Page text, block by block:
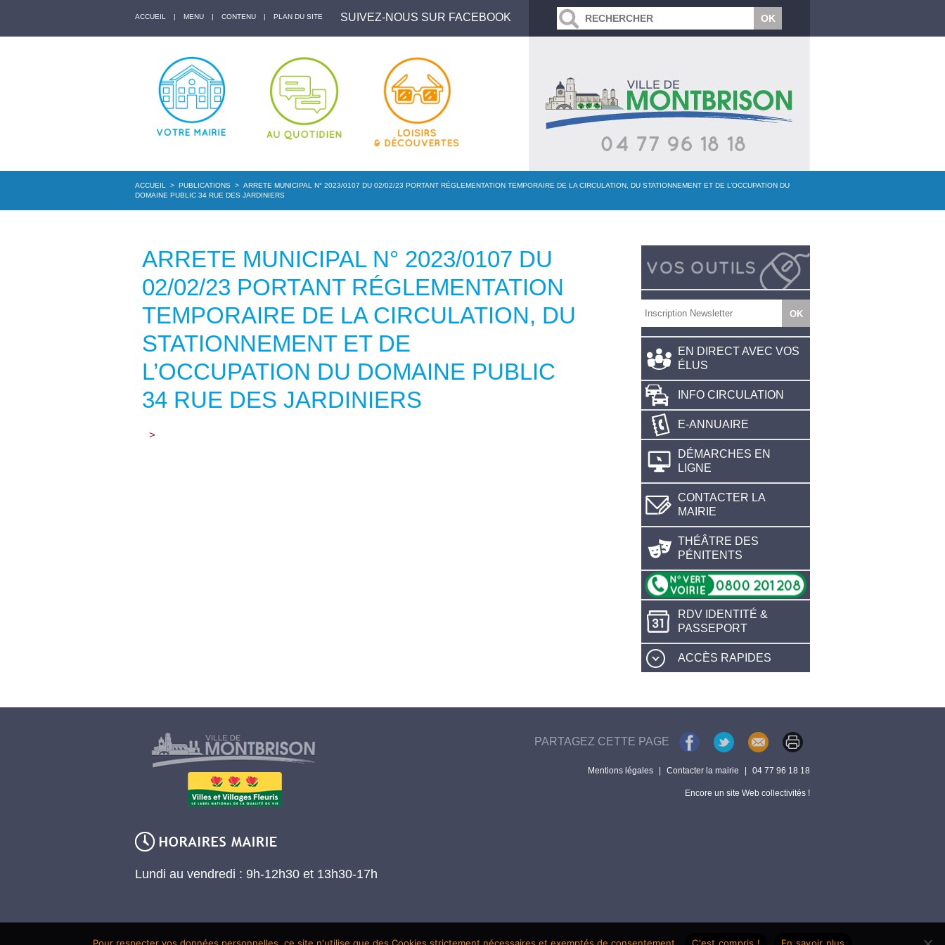
ACCUEIL | MENU | CONTENU | PLAN DU SITE SUIVEZ-NOUS SUR FACEBOOK
ACCUEIL > PUBLICATIONS > ARRETE MUNICIPAL N° 2023/0107 DU 02/02/23 PORTANT RÉGLEMENTATION TEMPORAIRE DE LA CIRCULATION, DU STATIONNEMENT ET DE L’OCCUPATION DU
DOMAINE PUBLIC 34 RUE DES JARDINIERS
ARRETE MUNICIPAL N° 2023/0107 DU
02/02/23 PORTANT RÉGLEMENTATION
TEMPORAIRE DE LA CIRCULATION, DU
STATIONNEMENT ET DE
L’OCCUPATION DU DOMAINE PUBLIC
34 RUE DES JARDINIERS
>
EN DIRECT AVEC VOS
ÉLUS
INFO CIRCULATION
E-ANNUAIRE
DÉMARCHES EN
LIGNE
CONTACTER LA
MAIRIE
THÉÂTRE DES
PÉNITENTS
RDV IDENTITÉ &
PASSEPORT
ACCÈS RAPIDES
Lundi au vendredi : 9h-12h30 et 13h30-17h
PARTAGEZ CETTE PAGE
Mentions légales Contacter la mairie 04 77 96 18 18
Encore un site Web collectivités !